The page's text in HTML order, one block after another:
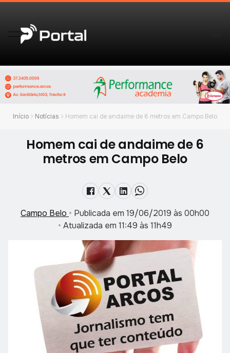
Início Notícias Homem cai de andaime de 6 metros em Campo Belo
Homem cai de andaime de 6
metros em Campo Belo
Campo Belo • Publicada em 19/06/2019 às 00h00
• Atualizada em 11:49 às 11h49